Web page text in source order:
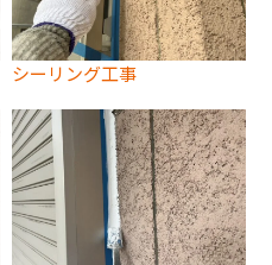
シーリング工事